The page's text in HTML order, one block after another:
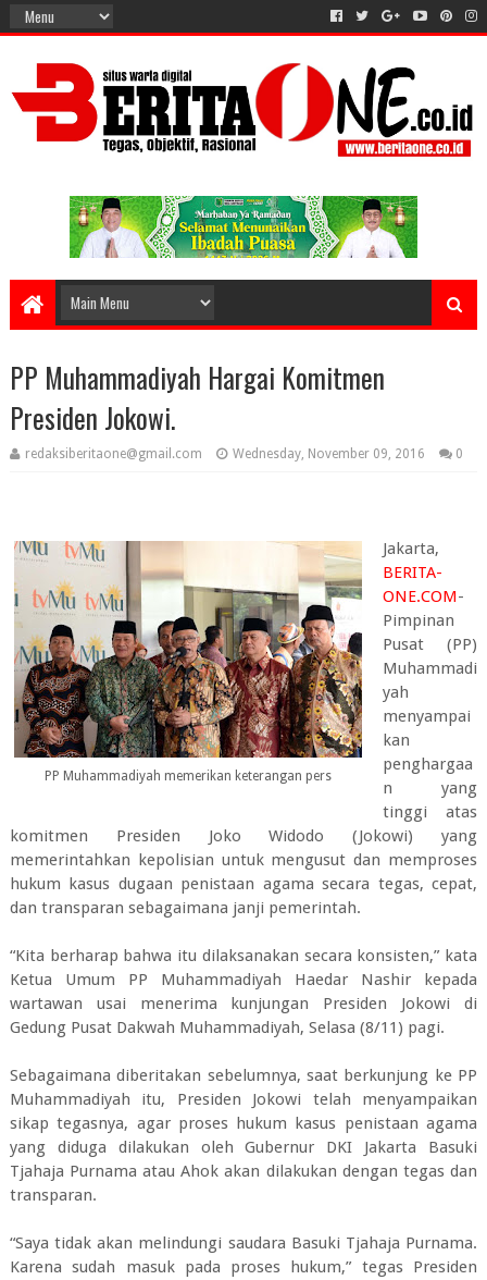
PP Muhammadiyah Hargai Komitmen
Presiden Jokowi.
redaksiberitaone@gmail.com Wednesday, November 09, 2016 0
PP Muhammadiyah memerikan keterangan pers
Jakarta,
BERITA-
ONE.COM-
Pimpinan
Pusat (PP)
Muhammadi
yah
menyampai
kan
penghargaa
n yang
tinggi atas
komitmen Presiden Joko Widodo (Jokowi) yang
memerintahkan kepolisian untuk mengusut dan memproses
hukum kasus dugaan penistaan agama secara tegas, cepat,
dan transparan sebagaimana janji pemerintah.
“Kita berharap bahwa itu dilaksanakan secara konsisten,” kata
Ketua Umum PP Muhammadiyah Haedar Nashir kepada
wartawan usai menerima kunjungan Presiden Jokowi di
Gedung Pusat Dakwah Muhammadiyah, Selasa (8/11) pagi.
Sebagaimana diberitakan sebelumnya, saat berkunjung ke PP
Muhammadiyah itu, Presiden Jokowi telah menyampaikan
sikap tegasnya, agar proses hukum kasus penistaan agama
yang diduga dilakukan oleh Gubernur DKI Jakarta Basuki
Tjahaja Purnama atau Ahok akan dilakukan dengan tegas dan
transparan.
“Saya tidak akan melindungi saudara Basuki Tjahaja Purnama.
Karena sudah masuk pada proses hukum,” tegas Presiden